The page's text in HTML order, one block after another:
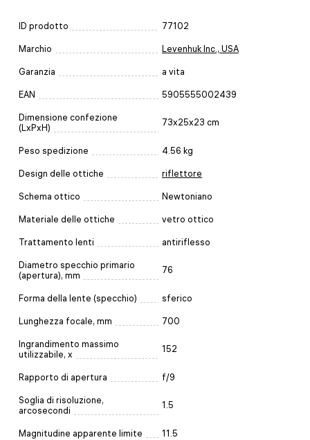
ID prodotto 77102
Marchio Levenhuk Inc., USA
Garanzia a vita
EAN 5905555002439
Dimensione confezione
(LxPxH)
73x25x23 cm
Peso spedizione 4.56 kg
Design delle ottiche riflettore
Schema ottico Newtoniano
Materiale delle ottiche vetro ottico
Trattamento lenti antiriflesso
Diametro specchio primario
(apertura), mm
76
Forma della lente (specchio) sferico
Lunghezza focale, mm 700
Ingrandimento massimo
utilizzabile, x
152
Rapporto di apertura f/9
Soglia di risoluzione,
arcosecondi
1.5
Magnitudine apparente limite 11.5